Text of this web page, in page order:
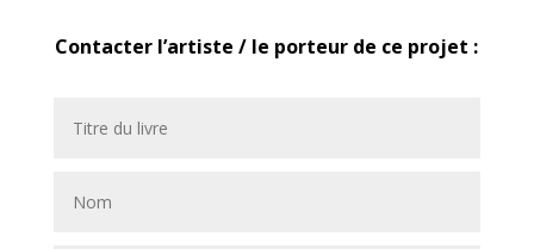
Contacter l’artiste / le porteur de ce projet :